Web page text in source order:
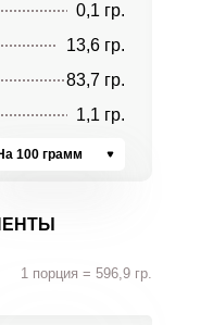
0,1 гр.
13,6 гр.
83,7 гр.
1,1 гр.
100 грамм
1 порция = 596,9 гр.